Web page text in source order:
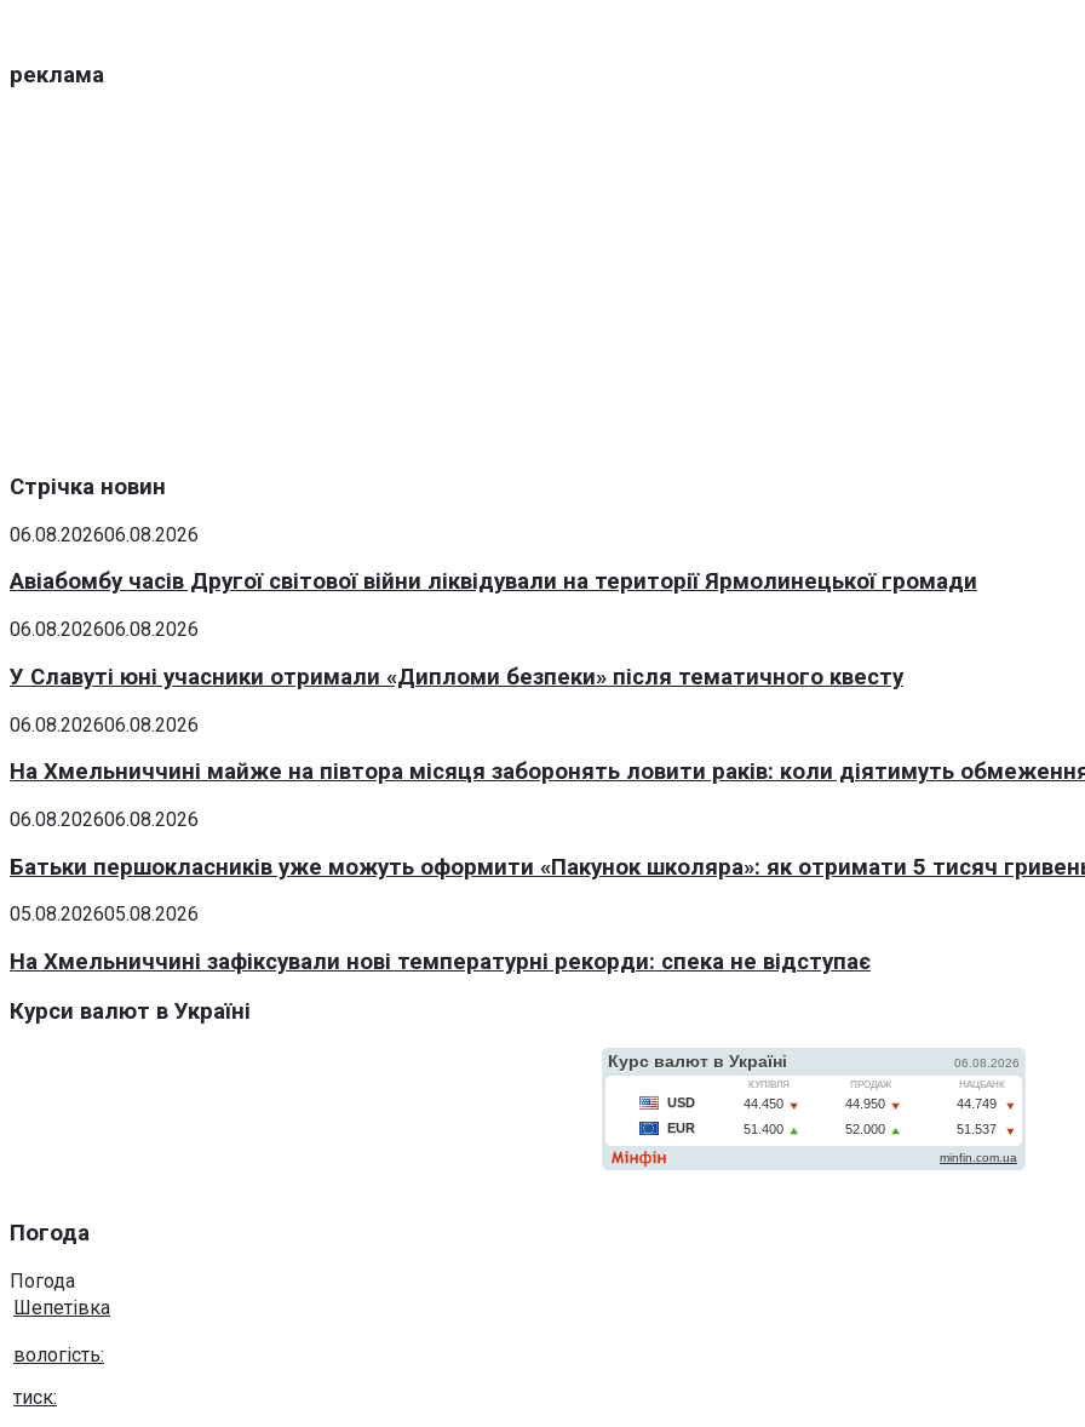
реклама
Стрічка новин
06.08.202606.08.2026
Авіабомбу часів Другої світової війни ліквідували на території Ярмолинецької громади
06.08.202606.08.2026
У Славуті юні учасники отримали «Дипломи безпеки» після тематичного квесту
06.08.202606.08.2026
На Хмельниччині майже на півтора місяця заборонять ловити раків: коли діятимуть
06.08.202606.08.2026
Батьки першокласників уже можуть оформити «Пакунок школяра»: як отримати 5 тисяч
05.08.202605.08.2026
На Хмельниччині зафіксували нові температурні рекорди: спека не відступає
Курси валют в Україні
Погода
Погода
Шепетівка
вологість:
тиск: